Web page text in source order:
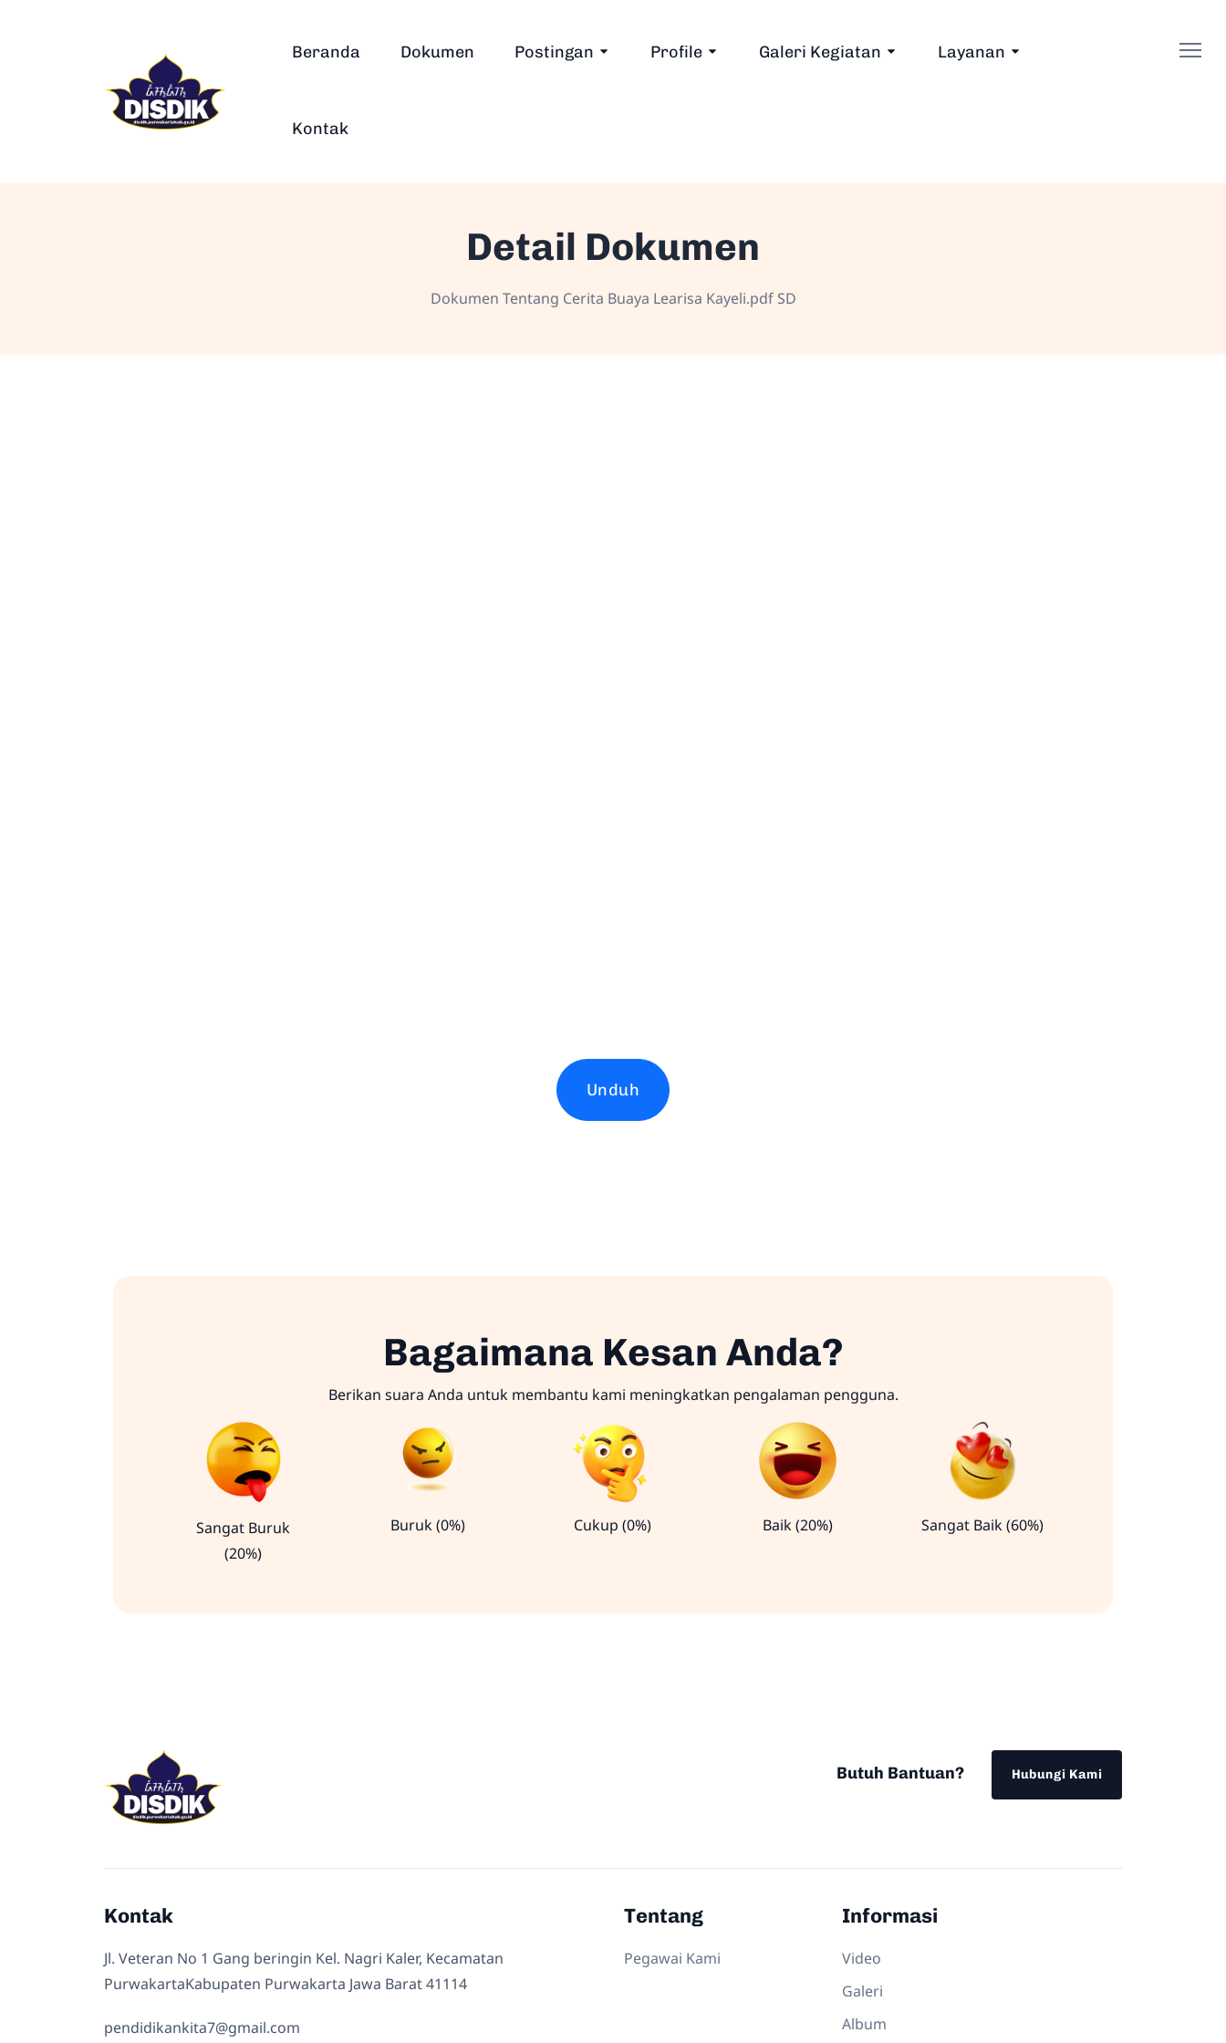
Beranda Dokumen Postingan Profile Galeri Kegiatan Layanan
Kontak
Detail Dokumen
Dokumen Tentang Cerita Buaya Learisa Kayeli.pdf SD
Unduh
Bagaimana Kesan Anda?
Berikan suara Anda untuk membantu kami meningkatkan pengalaman pengguna.
Sangat Buruk
(20%)
Buruk (0%) Cukup (0%) Baik (20%) Sangat Baik (60%)
Butuh Bantuan? Hubungi Kami
Kontak
Jl. Veteran No 1 Gang beringin Kel. Nagri Kaler, Kecamatan
PurwakartaKabupaten Purwakarta Jawa Barat 41114
pendidikankita7@gmail.com
Tentang
Pegawai Kami
Informasi
Video
Galeri
Album